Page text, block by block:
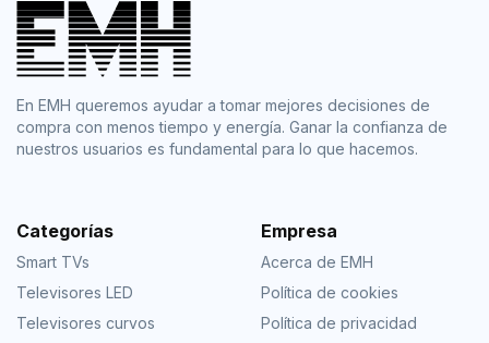
En EMH queremos ayudar a tomar mejores decisiones de
compra con menos tiempo y energía. Ganar la confianza de
nuestros usuarios es fundamental para lo que hacemos.
Categorías
Smart TVs
Televisores LED
Televisores curvos
Empresa
Acerca de EMH
Política de cookies
Política de privacidad